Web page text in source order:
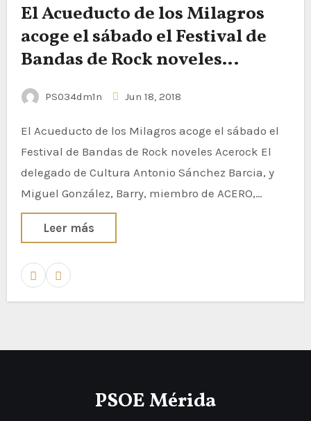
El Acueducto de los Milagros
acoge el sábado el Festival de
Bandas de Rock noveles
Acerock
PS034dm1n Jun 18, 2018
El Acueducto de los Milagros acoge el sábado el
Festival de Bandas de Rock noveles Acerock El
delegado de Cultura Antonio Sánchez Barcia, y
Miguel González, Barry, miembro de ACERO,…
Leer más
PSOE Mérida